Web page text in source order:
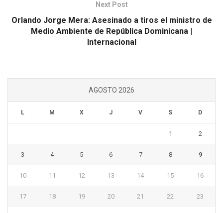
Next Post
Orlando Jorge Mera: Asesinado a tiros el ministro de
Medio Ambiente de República Dominicana |
Internacional
AGOSTO 2026
L M X J V S D
1 2
3 4 5 6 7 8 9
10 11 12 13 14 15 16
17 18 19 20 21 22 23